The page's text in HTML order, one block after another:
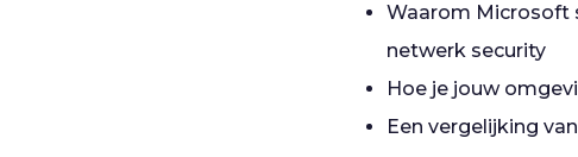
Waarom Microsoft
netwerk security
Hoe je jouw
Een vergelijking